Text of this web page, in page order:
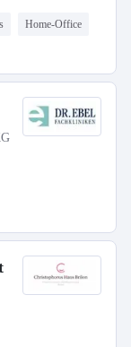
Home-Office